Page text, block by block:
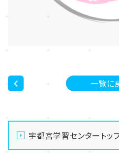
一覧に
宇都宮学習センタートッ